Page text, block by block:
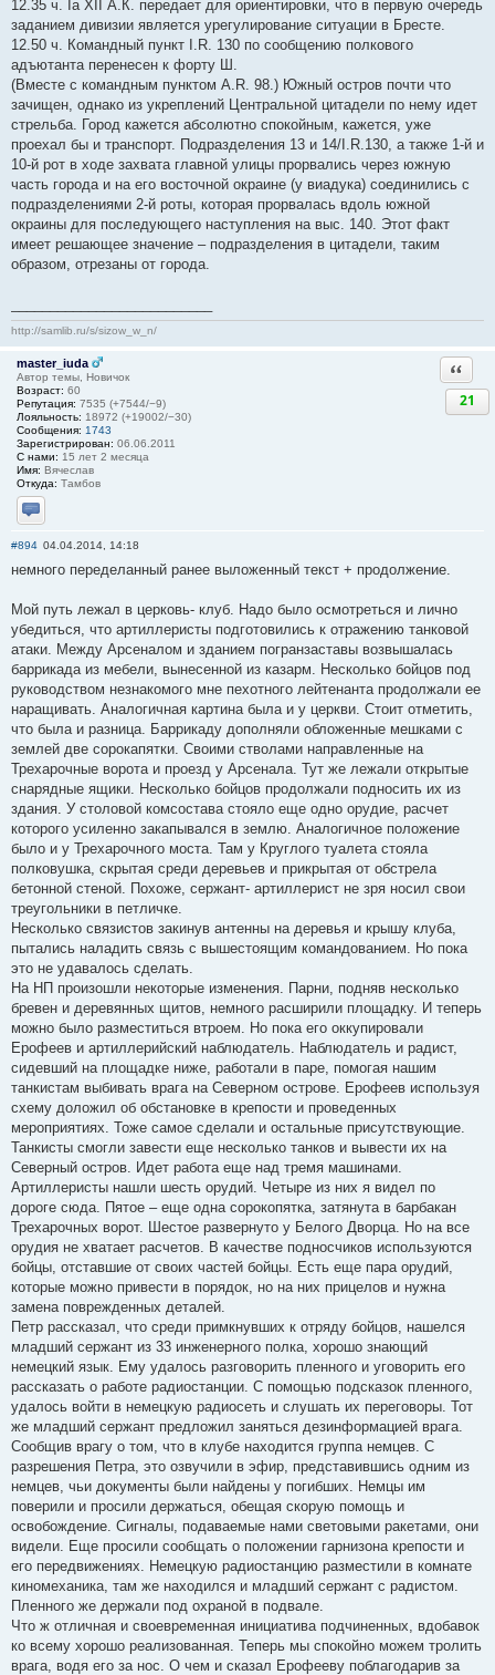
12.35 ч. Ia XII А.К. передает для ориентировки, что в первую очередь
заданием дивизии является урегулирование ситуации в Бресте.
12.50 ч. Командный пункт I.R. 130 по сообщению полкового
адъютанта перенесен к форту Ш.
(Вместе с командным пунктом A.R. 98.) Южный остров почти что
зачищен, однако из укреплений Центральной цитадели по нему идет
стрельба. Город кажется абсолютно спокойным, кажется, уже
проехал бы и транспорт. Подразделения 13 и 14/I.R.130, а также 1-й и
10-й рот в ходе захвата главной улицы прорвались через южную
часть города и на его восточной окраине (у виадука) соединились с
подразделениями 2-й роты, которая прорвалась вдоль южной
окраины для последующего наступления на выс. 140. Этот факт
имеет решающее значение – подразделения в цитадели, таким
образом, отрезаны от города.
http://samlib.ru/s/sizow_w_n/
master_iuda
Автор темы, Новичок
Возраст: 60
Репутация: 7535 (+7544/−9)
Лояльность: 18972 (+19002/−30)
Сообщения: 1743
Зарегистрирован: 06.06.2011
С нами: 15 лет 2 месяца
Имя: Вячеслав
Откуда: Тамбов
Отправить личное сообщение
21
#894 04.04.2014, 14:18
немного переделанный ранее выложенный текст + продолжение.
Мой путь лежал в церковь- клуб. Надо было осмотреться и лично
убедиться, что артиллеристы подготовились к отражению танковой
атаки. Между Арсеналом и зданием погранзаставы возвышалась
баррикада из мебели, вынесенной из казарм. Несколько бойцов под
руководством незнакомого мне пехотного лейтенанта продолжали ее
наращивать. Аналогичная картина была и у церкви. Стоит отметить,
что была и разница. Баррикаду дополняли обложенные мешками с
землей две сорокапятки. Своими стволами направленные на
Трехарочные ворота и проезд у Арсенала. Тут же лежали открытые
снарядные ящики. Несколько бойцов продолжали подносить их из
здания. У столовой комсостава стояло еще одно орудие, расчет
которого усиленно закапывался в землю. Аналогичное положение
было и у Трехарочного моста. Там у Круглого туалета стояла
полковушка, скрытая среди деревьев и прикрытая от обстрела
бетонной стеной. Похоже, сержант- артиллерист не зря носил свои
треугольники в петличке.
Несколько связистов закинув антенны на деревья и крышу клуба,
пытались наладить связь с вышестоящим командованием. Но пока
это не удавалось сделать.
На НП произошли некоторые изменения. Парни, подняв несколько
бревен и деревянных щитов, немного расширили площадку. И теперь
можно было разместиться втроем. Но пока его оккупировали
Ерофеев и артиллерийский наблюдатель. Наблюдатель и радист,
сидевший на площадке ниже, работали в паре, помогая нашим
танкистам выбивать врага на Северном острове. Ерофеев используя
схему доложил об обстановке в крепости и проведенных
мероприятиях. Тоже самое сделали и остальные присутствующие.
Танкисты смогли завести еще несколько танков и вывести их на
Северный остров. Идет работа еще над тремя машинами.
Артиллеристы нашли шесть орудий. Четыре из них я видел по
дороге сюда. Пятое – еще одна сорокопятка, затянута в барбакан
Трехарочных ворот. Шестое развернуто у Белого Дворца. Но на все
орудия не хватает расчетов. В качестве подносчиков используются
бойцы, отставшие от своих частей бойцы. Есть еще пара орудий,
которые можно привести в порядок, но на них прицелов и нужна
замена поврежденных деталей.
Петр рассказал, что среди примкнувших к отряду бойцов, нашелся
младший сержант из 33 инженерного полка, хорошо знающий
немецкий язык. Ему удалось разговорить пленного и уговорить его
рассказать о работе радиостанции. С помощью подсказок пленного,
удалось войти в немецкую радиосеть и слушать их переговоры. Тот
же младший сержант предложил заняться дезинформацией врага.
Сообщив врагу о том, что в клубе находится группа немцев. С
разрешения Петра, это озвучили в эфир, представившись одним из
немцев, чьи документы были найдены у погибших. Немцы им
поверили и просили держаться, обещая скорую помощь и
освобождение. Сигналы, подаваемые нами световыми ракетами, они
видели. Еще просили сообщать о положении гарнизона крепости и
его передвижениях. Немецкую радиостанцию разместили в комнате
киномеханика, там же находился и младший сержант с радистом.
Пленного же держали под охраной в подвале.
Что ж отличная и своевременная инициатива подчиненных, вдобавок
ко всему хорошо реализованная. Теперь мы спокойно можем тролить
врага, водя его за нос. О чем и сказал Ерофееву поблагодарив за